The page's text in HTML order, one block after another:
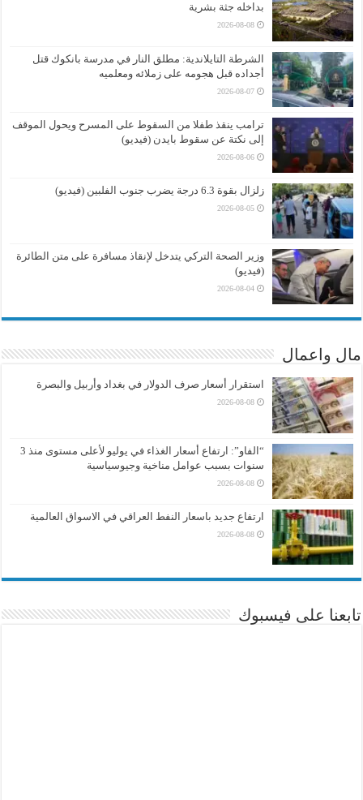
بداخله جثة بشرية
2026-08-08
الشرطة التايلاندية: مطلق النار في مدرسة بانكوك قتل
أجداده قبل هجومه على زملائه ومعلميه
2026-08-07
ترامب ينقذ طفلا من السقوط على المسرح ويحول الموقف
إلى نكتة عن سقوط بايدن (فيديو)
2026-08-06
زلزال بقوة 6.3 درجة يضرب جنوب الفلبين (فيديو)
2026-08-05
وزير الصحة التركي يتدخل لإنقاذ مسافرة على متن الطائرة
(فيديو)
2026-08-04
مال واعمال
استقرار أسعار صرف الدولار في بغداد وأربيل والبصرة
2026-08-08
“الفاو”: ارتفاع أسعار الغذاء في يوليو لأعلى مستوى منذ 3
سنوات بسبب عوامل مناخية وجيوسياسية
2026-08-08
ارتفاع جديد باسعار النفط العراقي في الاسواق العالمية
2026-08-08
تابعنا على فيسبوك